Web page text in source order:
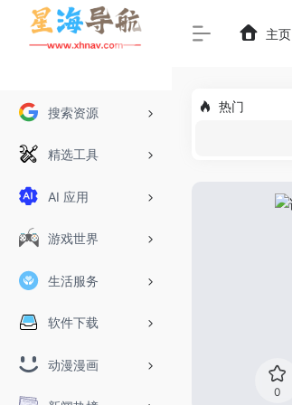
搜索资源
精选工具
AI 应用
游戏世界
生活服务
软件下载
动漫漫画
主页
热门
0